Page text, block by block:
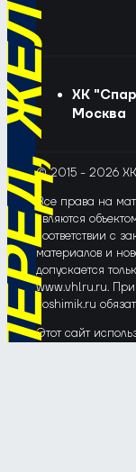
ХК
Москва
© 2015 - 2026
Все права на
являются
соответствии с
материалов и
допускается
www.vhlru.ru.
voshimik.ru
Этот сайт